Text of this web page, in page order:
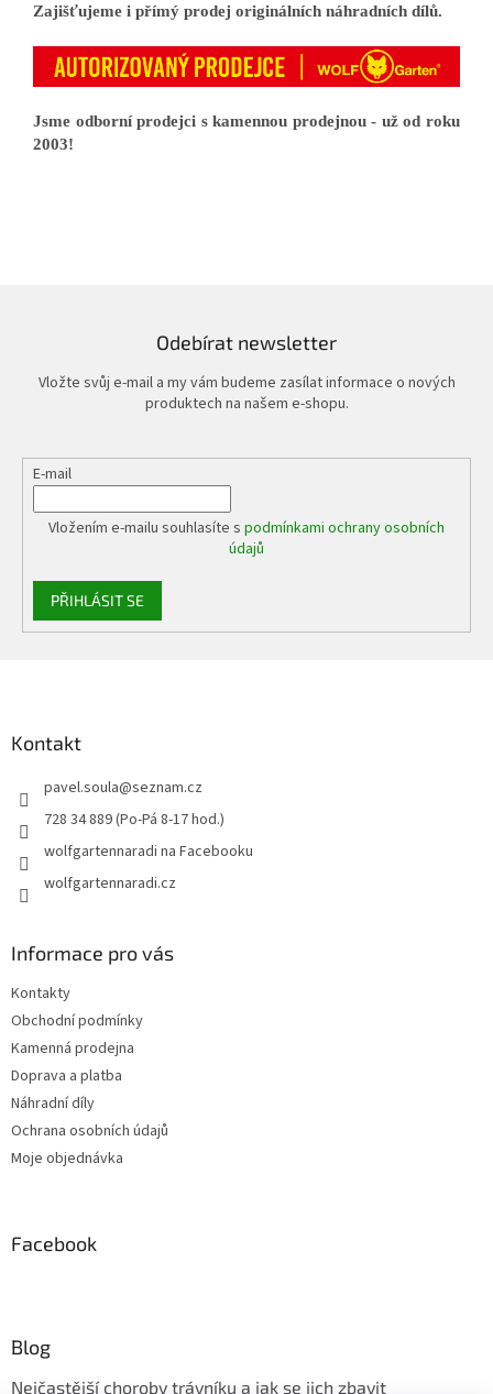
Zajišťujeme i přímý prodej originálních náhradních dílů.
Jsme odborní prodejci s kamennou prodejnou - už od roku
2003!
Odebírat newsletter
Vložte svůj e-mail a my vám budeme zasílat informace o nových
produktech na našem e-shopu.
E-mail
Vložením e-mailu souhlasíte s podmínkami ochrany osobních
údajů
PŘIHLÁSIT SE
Kontakt
pavel.soula@seznam.cz
728 34 889 (Po-Pá 8-17 hod.)
wolfgartennaradi na Facebooku
wolfgartennaradi.cz
Informace pro vás
Kontakty
Obchodní podmínky
Kamenná prodejna
Doprava a platba
Náhradní díly
Ochrana osobních údajů
Moje objednávka
Facebook
Blog
Nejčastější choroby trávníku a jak se jich zbavit